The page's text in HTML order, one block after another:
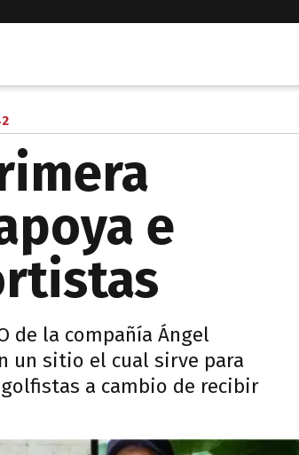
e
de la compañía Ángel
un sitio el cual sirve para
a cambio de recibir